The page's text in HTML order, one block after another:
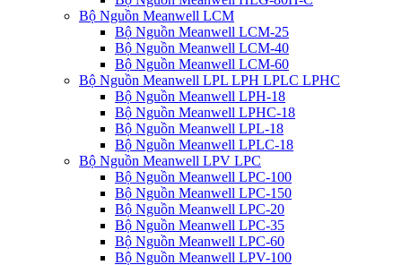
Bộ Nguồn Meanwell LCM
Bộ Nguồn Meanwell LCM-25
Bộ Nguồn Meanwell LCM-40
Bộ Nguồn Meanwell LCM-60
Bộ Nguồn Meanwell LPL LPH LPLC LPHC
Bộ Nguồn Meanwell LPH-18
Bộ Nguồn Meanwell LPHC-18
Bộ Nguồn Meanwell LPL-18
Bộ Nguồn Meanwell LPLC-18
Bộ Nguồn Meanwell LPV LPC
Bộ Nguồn Meanwell LPC-100
Bộ Nguồn Meanwell LPC-150
Bộ Nguồn Meanwell LPC-20
Bộ Nguồn Meanwell LPC-35
Bộ Nguồn Meanwell LPC-60
Bộ Nguồn Meanwell LPV-100